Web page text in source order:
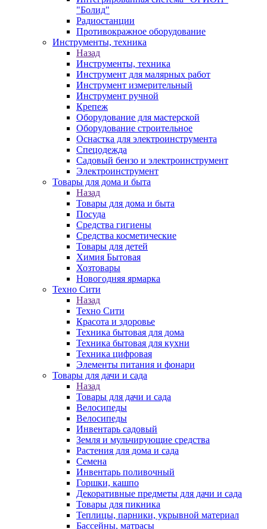
"Болид"
Радиостанции
Противокражное оборудование
Инструменты, техника
Назад
Инструменты, техника
Инструмент для малярных работ
Инструмент измерительный
Инструмент ручной
Крепеж
Оборудование для мастерской
Оборудование строительное
Оснастка для электроинструмента
Спецодежда
Садовый бензо и электроинструмент
Электроинструмент
Товары для дома и быта
Назад
Товары для дома и быта
Посуда
Средства гигиены
Средства косметические
Товары для детей
Химия Бытовая
Хозтовары
Новогодняя ярмарка
Техно Сити
Назад
Техно Сити
Красота и здоровье
Техника бытовая для дома
Техника бытовая для кухни
Техника цифровая
Элементы питания и фонари
Товары для дачи и сада
Назад
Товары для дачи и сада
Велосипеды
Велосипеды
Инвентарь садовый
Земля и мульчирующие средства
Растения для дома и сада
Семена
Инвентарь поливочный
Горшки, кашпо
Декоративные предметы для дачи и сада
Товары для пикника
Теплицы, парники, укрывной материал
Бассейны, матрасы